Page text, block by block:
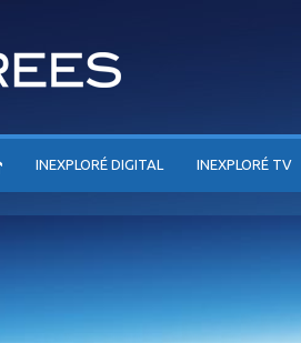
ACCUEILINEXPLORÉ DIGITAL INEXPLORÉ TV